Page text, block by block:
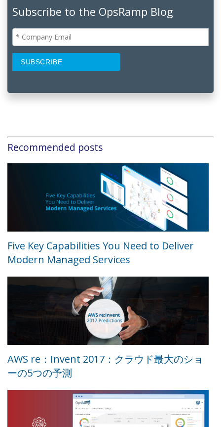
Subscribe to the OpsRamp Blog
Recommended posts
Five Key Capabilities You Need to Deliver
Modern Managed Services
AWS re：Invent 2017：クラウド最大のショ
ーの5つの予測